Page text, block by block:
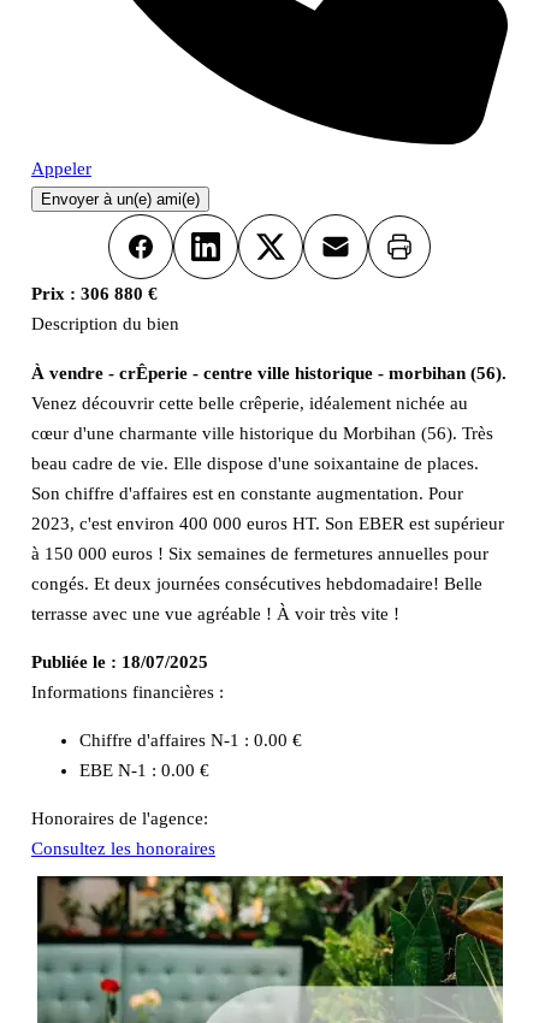
Appeler
Envoyer à un(e) ami(e)
FacebookLinkedInX Email Imprimer
Prix : 306 880 €
Description du bien
À vendre - crÊperie - centre ville historique - morbihan (56).
Venez découvrir cette belle crêperie, idéalement nichée au
cœur d'une charmante ville historique du Morbihan (56). Très
beau cadre de vie. Elle dispose d'une soixantaine de places.
Son chiffre d'affaires est en constante augmentation. Pour
2023, c'est environ 400 000 euros HT. Son EBER est supérieur
à 150 000 euros ! Six semaines de fermetures annuelles pour
congés. Et deux journées consécutives hebdomadaire! Belle
terrasse avec une vue agréable ! À voir très vite !
Publiée le : 18/07/2025
Informations financières :
Chiffre d'affaires N-1 : 0.00 €
EBE N-1 : 0.00 €
Honoraires de l'agence:
Consultez les honoraires